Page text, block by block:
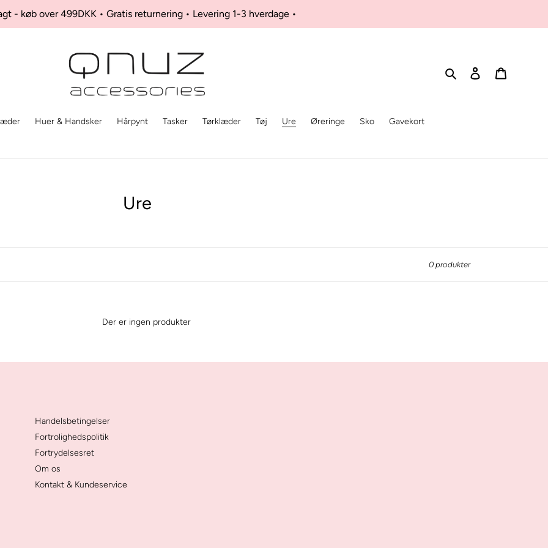
- køb over 499DKK • Gratis returnering • Levering 1-3 hverdage •
Søg Log ind
Huer & Handsker Hårpynt Tasker Tørklæder Tøj Ure Øreringe Sko Gavekort
K
t
o
Ure
0 produkter
Der er ingen produkter
Handelsbetingelser
Fortrolighedspolitik
Fortrydelsesret
Om os
Kontakt & Kundeservice